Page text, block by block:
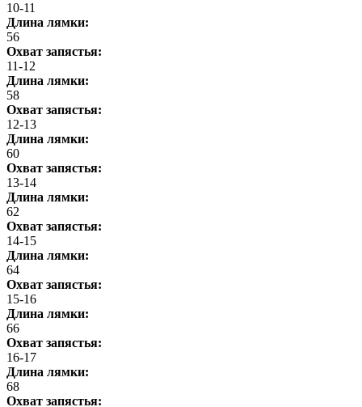
10-11
Длина лямки:
56
Охват запястья:
11-12
Длина лямки:
58
Охват запястья:
12-13
Длина лямки:
60
Охват запястья:
13-14
Длина лямки:
62
Охват запястья:
14-15
Длина лямки:
64
Охват запястья:
15-16
Длина лямки:
66
Охват запястья:
16-17
Длина лямки:
68
Охват запястья: